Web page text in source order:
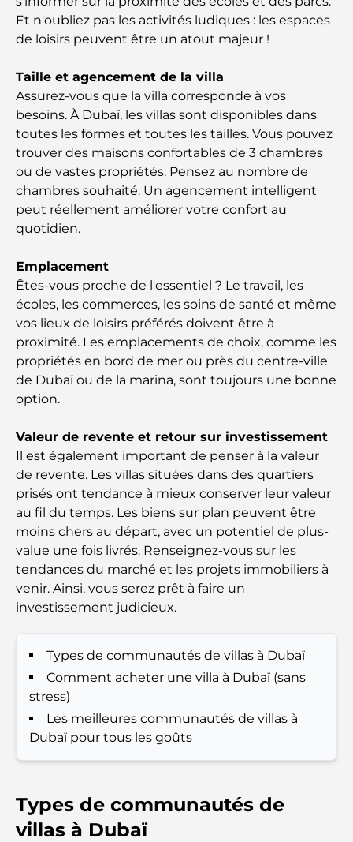
Clubs de plage de Palm Jumeirah : Guide complet
Restaurants italiens du centre-ville de Dubaï : un
avant-goût d'Italie au cœur de la ville
Les 7 meilleures salles de sport de Dubai Hills : le
Le guide ultime des restaurants gastronomiques
Hôpitaux publics à Dubaï : des soins de santé
complets pour tous
Lamborghini les plus chères jamais construites : la
liste ultime des collectionneurs
Les meilleures écoles près de Damac Hills 2 : un
Les meilleurs restaurants indiens de Dubaï : un
voyage culinaire
Découvrez la promenade de Palm Jumeirah : une
balade placée sous le signe du luxe et des
panoramas.
Meilleurs quartiers où vivre en famille à Dubaï :
découvrez les meilleures options
Hôtels 5 étoiles à Dubaï : un luxe inégalé pour
chaque voyageur
Que faire dans le centre-ville de Dubaï : votre
Les meilleurs iftars à Dubaï : 7 adresses
incontournables pour un repas de Ramadan
Et n'oubliez pas les activités ludiques : les espaces
de loisirs peuvent être un atout majeur !
Taille et agencement de la villa
Assurez-vous que la villa corresponde à vos
besoins. À Dubaï, les villas sont disponibles dans
toutes les formes et toutes les tailles. Vous pouvez
trouver des maisons confortables de 3 chambres
ou de vastes propriétés. Pensez au nombre de
chambres souhaité. Un agencement intelligent
peut réellement améliorer votre confort au
quotidien.
Emplacement
Êtes-vous proche de l'essentiel ? Le travail, les
écoles, les commerces, les soins de santé et même
vos lieux de loisirs préférés doivent être à
proximité. Les emplacements de choix, comme les
propriétés en bord de mer ou près du centre-ville
de Dubaï ou de la marina, sont toujours une bonne
option.
Valeur de revente et retour sur investissement
Il est également important de penser à la valeur
de revente. Les villas situées dans des quartiers
prisés ont tendance à mieux conserver leur valeur
au fil du temps. Les biens sur plan peuvent être
moins chers au départ, avec un potentiel de plus-
value une fois livrés. Renseignez-vous sur les
tendances du marché et les projets immobiliers à
venir. Ainsi, vous serez prêt à faire un
investissement judicieux.
Types de communautés de villas à Dubaï
Comment acheter une villa à Dubaï (sans
stress)
Les meilleures communautés de villas à
Dubaï pour tous les goûts
Types de communautés de
villas à Dubaï